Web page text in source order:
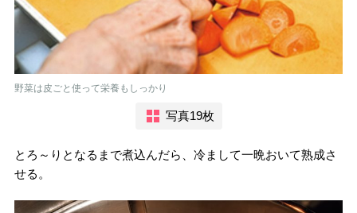
野菜は皮ごと使って栄養もしっかり
写真19枚
とろ～りとなるまで煮込んだら、冷まして一晩おいて熟成さ
せる。